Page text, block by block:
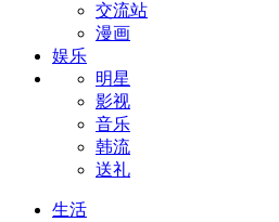
交流站
漫画
娱乐
明星
影视
音乐
韩流
送礼
生活